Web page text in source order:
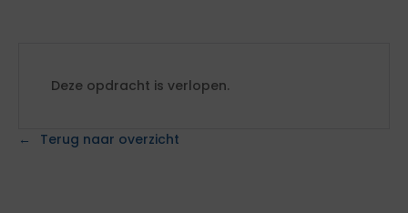
Deze opdracht is verlopen.
Terug naar overzicht